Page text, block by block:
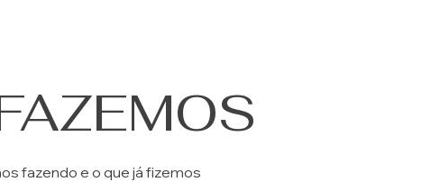
fazendo e o que já fizemos